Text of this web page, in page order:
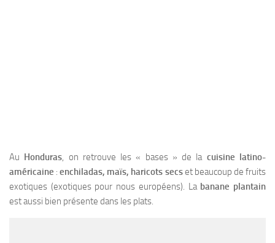
Au Honduras, on retrouve les « bases » de la cuisine latino-
américaine :enchiladas, maïs, haricots secset beaucoup de fruits
exotiques (exotiques pour nous européens). La banane plantain
est aussi bien présente dans les plats.